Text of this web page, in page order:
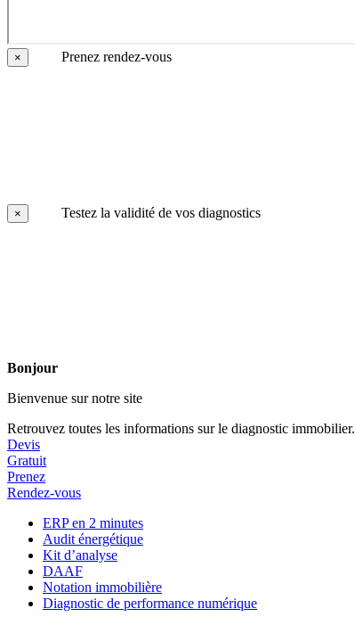
× Prenez rendez-vous
× Testez la validité de vos diagnostics
Bonjour
Bienvenue sur notre site
Retrouvez toutes les informations sur le diagnostic immobilier.
Devis
Gratuit
Prenez
Rendez-vous
ERP en 2 minutes
Audit énergétique
Kit d’analyse
DAAF
Notation immobilière
Diagnostic de performance numérique